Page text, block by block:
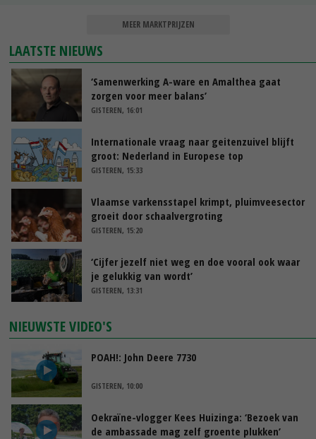
MEER MARKTPRIJZEN
LAATSTE NIEUWS
‘Samenwerking A-ware en Amalthea gaat
zorgen voor meer balans’
GISTEREN, 16:01
Internationale vraag naar geitenzuivel blijft
groot: Nederland in Europese top
GISTEREN, 15:33
Vlaamse varkensstapel krimpt, pluimveesector
groeit door schaalvergroting
GISTEREN, 15:20
‘Cijfer jezelf niet weg en doe vooral ook waar
je gelukkig van wordt’
GISTEREN, 13:31
NIEUWSTE VIDEO'S
POAH!: John Deere 7730
GISTEREN, 10:00
Oekraïne-vlogger Kees Huizinga: ‘Bezoek van
de ambassade mag zelf groente plukken’